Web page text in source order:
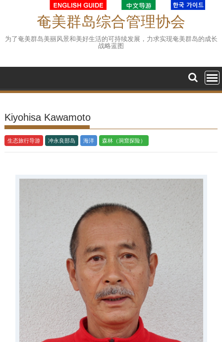
奄美群岛综合管理协会
为了奄美群岛美丽风景和美好生活的可持续发展，力求实现奄美群岛的成长
战略蓝图
Kiyohisa Kawamoto
生态旅行导游 冲永良部岛 海洋 森林（洞窟探险）